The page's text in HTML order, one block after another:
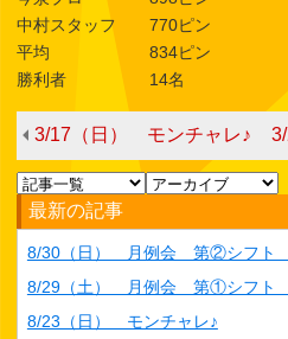
中村スタッフ 770ピン
平均 834ピン
勝利者 14名
3/17（日） モンチャレ♪
最新の記事
8/30（日） 月例会 第②シフト
8/29（土） 月例会 第①シフト
8/23（日） モンチャレ♪